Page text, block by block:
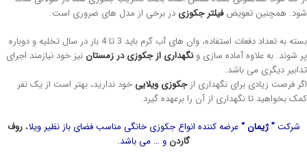
همچنین تعویضفیلتر جکوزیدر برخی از مدل های ضروری است.
بسته به تعداد دفعات استفاده، وان های آب گرم باید 3 تا 4 بار در سال تخلیه و دوباره
شوند. به علاوه آماده سازی ونگهداری از جکوزی در زمستاننیز خود نیازمند اجرای
دیگری می باشد.
فرصت زیادی برای نگهداری ازجکوزی ویلاییخود ندارید، بهتر است از یک نفر
بخواهید تا نگهداری از آن را برعهده گیرد.
شرکت” ژیمان “عرضه کننده انواع جکوزی خانگی مناسب فضای باز نظیر ویلا،روف
گاردنو … می باشد.